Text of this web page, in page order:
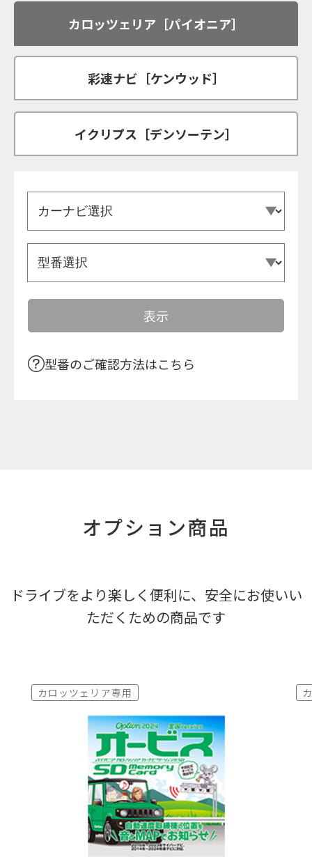
カロッツェリア［パイオニア］
彩速ナビ［ケンウッド］
イクリプス［デンソーテン］
型番のご確認方法はこちら
オプション商品
ドライブをより楽しく便利に、安全にお使いい
ただくための商品です
カロッツェリア専用